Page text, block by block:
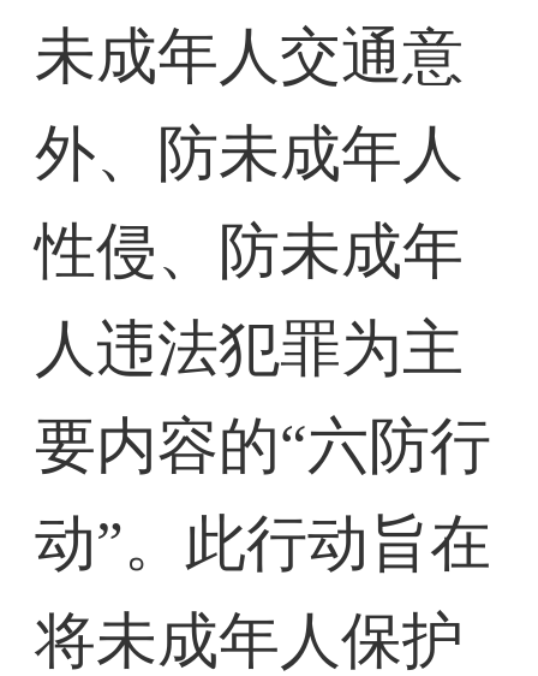
未成年人交通意
外、防未成年人
性侵、防未成年
人违法犯罪为主
要内容的“六防行
动”。此行动旨在
将未成年人保护